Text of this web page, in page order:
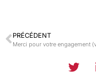
PRÉCÉDENT